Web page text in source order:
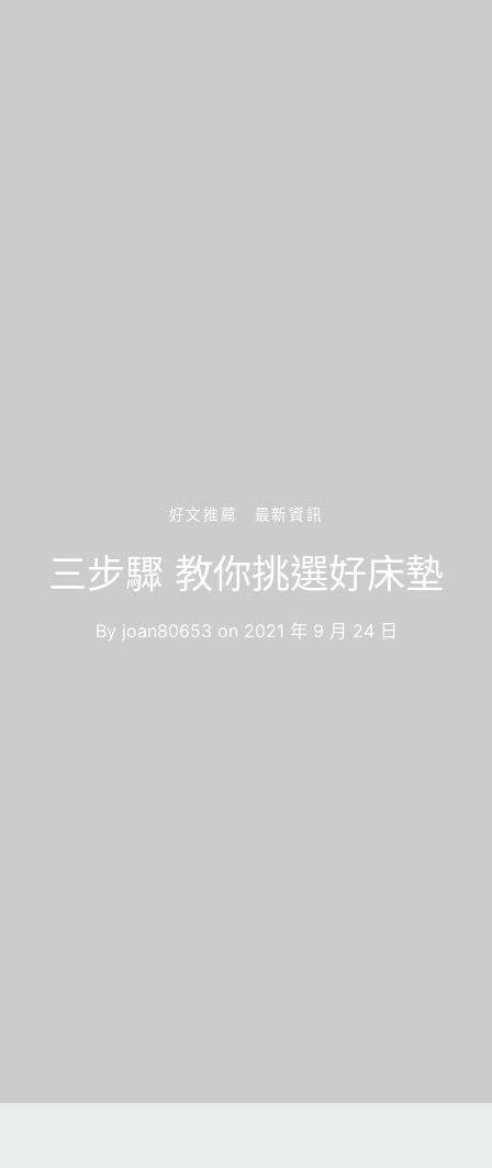
好文推薦 最新資訊
三步驟 教你挑選好床墊
By joan80653 on 2021 年 9 月 24 日